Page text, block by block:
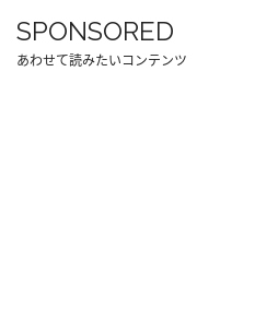
SPONSORED
あわせて読みたいコンテンツ